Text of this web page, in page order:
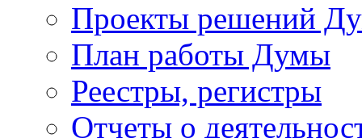
Проекты решений
План работы Думы
Реестры, регистры
Отчеты о